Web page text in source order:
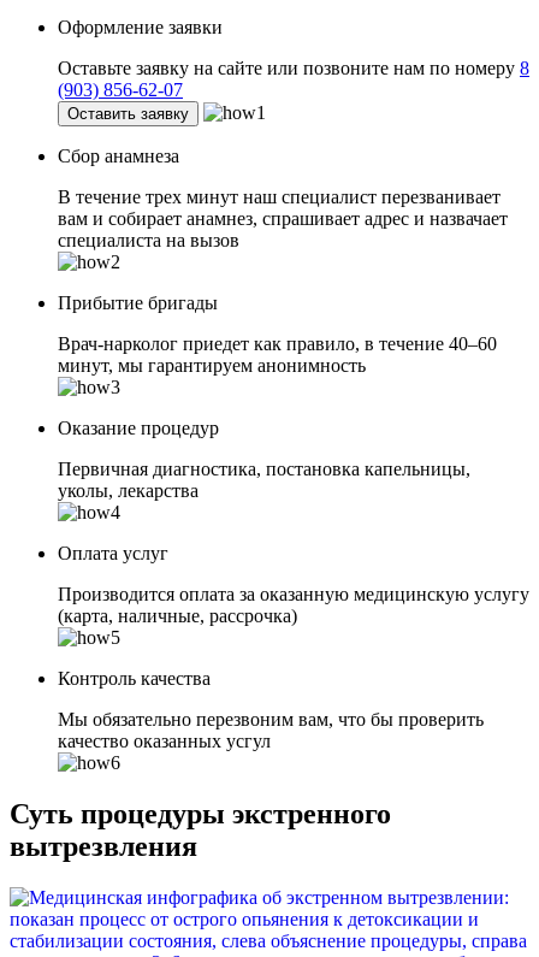
Оформление заявки
Оставьте заявку на сайте или позвоните нам по номеру 8
(903) 856-62-07
Оставить заявку
Сбор анамнеза
В течение трех минут наш специалист перезванивает
вам и собирает анамнез, спрашивает адрес и назвачает
специалиста на вызов
Прибытие бригады
Врач-нарколог приедет как правило, в течение 40–60
минут, мы гарантируем анонимность
Оказание процедур
Первичная диагностика, постановка капельницы,
уколы, лекарства
Оплата услуг
Производится оплата за оказанную медицинскую услугу
(карта, наличные, рассрочка)
Контроль качества
Мы обязательно перезвоним вам, что бы проверить
качество оказанных усгул
Суть процедуры экстренного
вытрезвления